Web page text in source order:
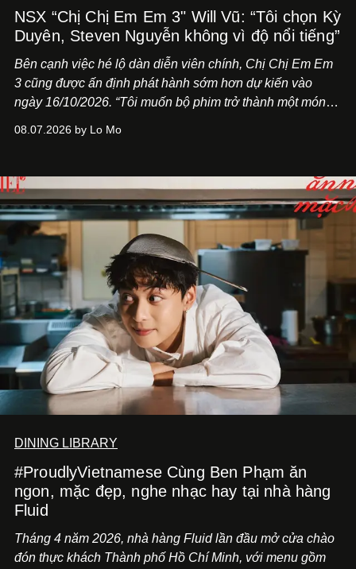
NSX “Chị Chị Em Em 3" Will Vũ: “Tôi chọn Kỳ
Duyên, Steven Nguyễn không vì độ nổi tiếng”
Bên cạnh việc hé lộ dàn diễn viên chính, Chị Chị Em Em
3 cũng được ấn định phát hành sớm hơn dự kiến vào
ngày 16/10/2026. “Tôi muốn bộ phim trở thành một món
Việt Nam”, NSX Will Vũ cho biết.
08.07.2026 by Lo Mo
DINING LIBRARY
#ProudlyVietnamese Cùng Ben Phạm ăn
ngon, mặc đẹp, nghe nhạc hay tại nhà hàng
Fluid
Tháng 4 năm 2026, nhà hàng Fluid lần đầu mở cửa chào
đón thực khách Thành phố Hồ Chí Minh, với menu gồm